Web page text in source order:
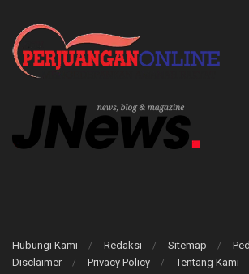
Hubungi Kami Redaksi Sitemap
Disclaimer
Privacy Policy Tentang Kami